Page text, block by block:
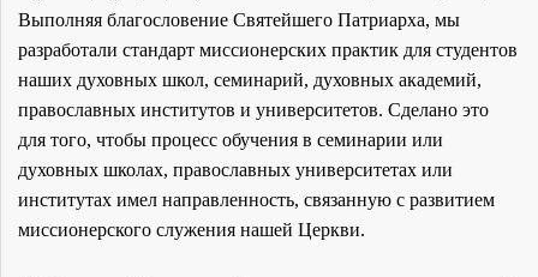
Выполняя благословение Святейшего Патриарха, мы
разработали стандарт миссионерских практик для студентов
наших духовных школ, семинарий, духовных академий,
православных институтов и университетов. Сделано это
для того, чтобы процесс обучения в семинарии или
духовных школах, православных университетах или
институтах имел направленность, связанную с развитием
миссионерского служения нашей Церкви.